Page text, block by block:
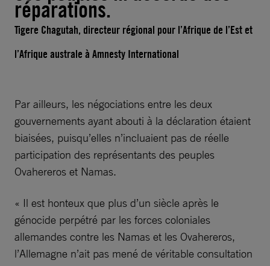
réparations.
Tigere Chagutah, directeur régional pour l’Afrique de l’Est et
l’Afrique australe à Amnesty International
Par ailleurs, les négociations entre les deux
gouvernements ayant abouti à la déclaration étaient
biaisées, puisqu’elles n’incluaient pas de réelle
participation des représentants des peuples
Ovahereros et Namas.
« Il est honteux que plus d’un siècle après le
génocide perpétré par les forces coloniales
allemandes contre les Namas et les Ovahereros,
l’Allemagne n’ait pas mené de véritable consultation